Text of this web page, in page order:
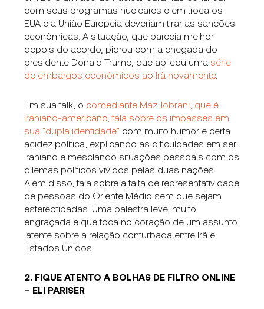
com seus programas nucleares e em troca os
EUA e a União Europeia deveriam tirar as sanções
econômicas. A situação, que parecia melhor
depois do acordo, piorou com a chegada do
presidente Donald Trump, que aplicou uma série
de embargos econômicos ao Irã novamente.
Em sua talk, o comediante Maz Jobrani, que é
iraniano-americano, fala sobre os impasses em
sua “dupla identidade” com muito humor e certa
acidez política, explicando as dificuldades em ser
iraniano e mesclando situações pessoais com os
dilemas políticos vividos pelas duas nações.
Além disso, fala sobre a falta de representatividade
de pessoas do Oriente Médio sem que sejam
estereotipadas. Uma palestra leve, muito
engraçada e que toca no coração de um assunto
latente sobre a relação conturbada entre Irã e
Estados Unidos.
2. FIQUE ATENTO A BOLHAS DE FILTRO ONLINE
– ELI PARISER